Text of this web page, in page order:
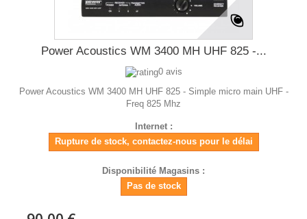
Power Acoustics WM 3400 MH UHF 825 -...
0 avis
Power Acoustics WM 3400 MH UHF 825 - Simple micro main UHF -
Freq 825 Mhz
Internet :
Rupture de stock, contactez-nous pour le délai
Disponibilité Magasins :
Pas de stock